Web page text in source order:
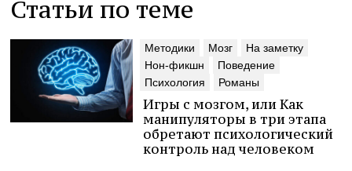
Статьи по теме
Методики Мозг
На заметку
Нон-фикшн
Поведение
Психология
Романы
Игры с мозгом, или Как
манипуляторы в три этапа
обретают психологический
контроль над человеком